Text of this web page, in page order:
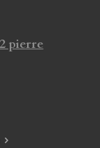
pierre